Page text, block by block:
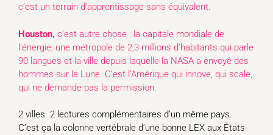
c’est un terrain d’apprentissage sans équivalent.
Houston, c’est autre chose : la capitale mondiale de
l’énergie, une métropole de 2,3 millions d’habitants qui parle
90 langues et la ville depuis laquelle la NASA a envoyé des
hommes sur la Lune. C’est l’Amérique qui innove, qui scale,
qui ne demande pas la permission.
2 villes. 2 lectures complémentaires d’un même pays.
C’est ça la colonne vertébrale d’une bonne LEX aux États-